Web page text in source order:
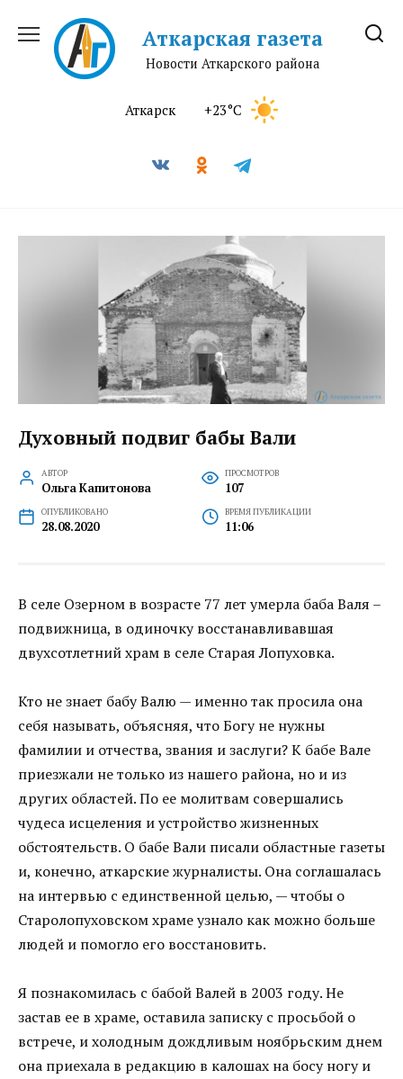
содержанию
Аткарская газета
Новости Аткарского района
Аткарск +23°C
Духовный подвиг бабы Вали
АВТОР
Ольга Капитонова
ПРОСМОТРОВ
107
ОПУБЛИКОВАНО
28.08.2020
ВРЕМЯ ПУБЛИКАЦИИ
11:06
В селе Озерном в возрасте 77 лет умерла баба Валя –
подвижница, в одиночку восстанавливавшая
двухсотлетний храм в селе Старая Лопуховка.
Кто не знает бабу Валю — именно так просила она
себя называть, объясняя, что Богу не нужны
фамилии и отчества, звания и заслуги? К бабе Вале
приезжали не только из нашего района, но и из
других областей. По ее молитвам совершались
чудеса исцеления и устройство жизненных
обстоятельств. О бабе Вали писали областные газеты
и, конечно, аткарские журналисты. Она соглашалась
на интервью с единственной целью, — чтобы о
Старолопуховском храме узнало как можно больше
людей и помогло его восстановить.
Я познакомилась с бабой Валей в 2003 году. Не
застав ее в храме, оставила записку с просьбой о
встрече, и холодным дождливым ноябрьским днем
она приехала в редакцию в калошах на босу ногу и